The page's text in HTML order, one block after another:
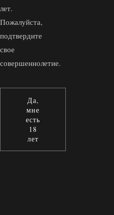
лет.
Пожалуйста,
подтвердите
свое
совершеннолетие.
Да,
мне
есть
18
лет